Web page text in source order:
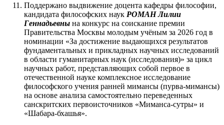
Поддержано выдвижение доцента кафедры философии,
кандидата философских наук РОМАН Лилии
Геннадьевны на конкурс на соискание премии
Правительства Москвы молодым учёным за 2026 год в
номинации «За достижение выдающихся результатов
фундаментальных и прикладных научных исследований
в области гуманитарных наук (исследования)» за цикл
научных работ, представляющих собой первое в
отечественной науке комплексное исследование
философского учения ранней мимансы (пурва-мимансы)
на основе анализа самостоятельно переведенных
санскритских первоисточников «Миманса-сутры» и
«Шабара-бхашья».